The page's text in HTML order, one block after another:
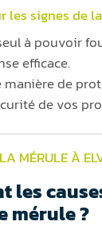
les signes de la
à pouvoir
efficace.
manière de
de vos
MÉRULE À
les
mérule ?